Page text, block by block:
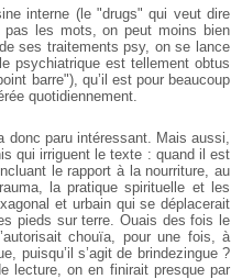
interne (le "drugs" qui veut dire
pas les mots, on peut moins bien
ses traitements psy, on se lance
psychiatrique est tellement obtus
barre"), qu’il est pour beaucoup
quotidiennement.
donc paru intéressant. Mais aussi,
qui irriguent le texte : quand il est
le rapport à la nourriture, au
la pratique spirituelle et les
et urbain qui se déplacerait
pieds sur terre. Ouais des fois le
chouïa, pour une fois, à
puisqu’il s’agit de brindezingue ?
lecture, on en finirait presque par